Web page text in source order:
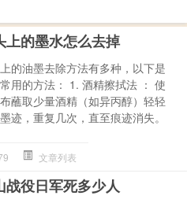
上的墨水怎么去掉
的油墨去除方法有多种，以下是
用的方法： 1. 酒精擦拭法 ： 使
蘸取少量酒精（如异丙醇）轻轻
迹，重复几次，直至痕迹消失。
文章列表
战役日军死多少人